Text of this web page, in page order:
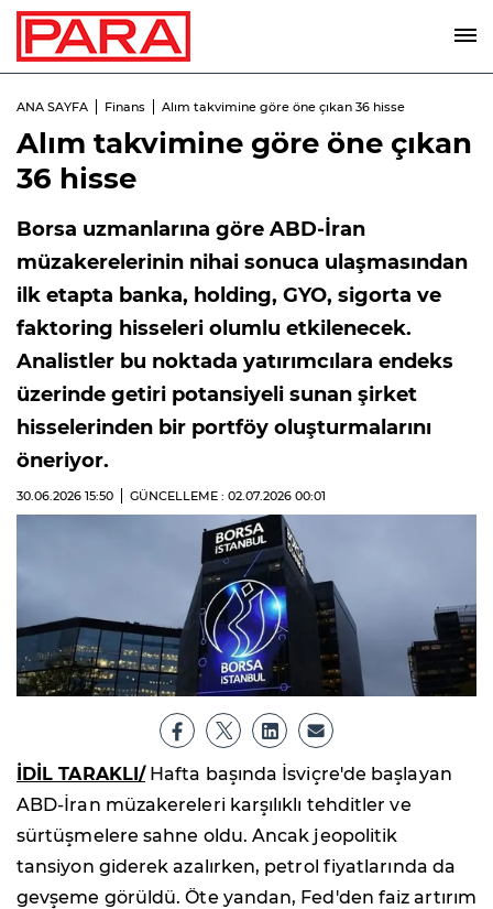
ANA SAYFA Finans Alım takvimine göre öne çıkan 36 hisse
Alım takvimine göre öne çıkan
36 hisse
Borsa uzmanlarına göre ABD-İran
müzakerelerinin nihai sonuca ulaşmasından
ilk etapta banka, holding, GYO, sigorta ve
faktoring hisseleri olumlu etkilenecek.
Analistler bu noktada yatırımcılara endeks
üzerinde getiri potansiyeli sunan şirket
hisselerinden bir portföy oluşturmalarını
öneriyor.
30.06.2026 15:50 GÜNCELLEME : 02.07.2026 00:01
İDİL TARAKLI/Hafta başında İsviçre'de başlayan
ABD-İran müzakereleri karşılıklı tehditler ve
sürtüşmelere sahne oldu. Ancak jeopolitik
tansiyon giderek azalırken, petrol fiyatlarında da
gevşeme görüldü. Öte yandan, Fed'den faiz artırım